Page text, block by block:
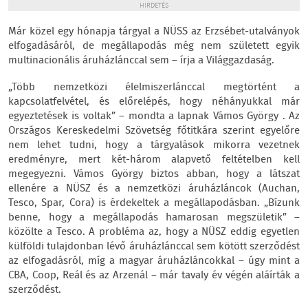
HIRDETÉS
Már közel egy hónapja tárgyal a NÜSS az Erzsébet-utalványok
elfogadásáról, de megállapodás még nem született egyik
multinacionális áruházlánccal sem – írja a Világgazdaság.
„Több nemzetközi élelmiszerlánccal megtörtént a
kapcsolatfelvétel, és előrelépés, hogy néhányukkal már
egyeztetések is voltak” – mondta a lapnak Vámos György . Az
Országos Kereskedelmi Szövetség főtitkára szerint egyelőre
nem lehet tudni, hogy a tárgyalások mikorra vezetnek
eredményre, mert két-három alapvető feltételben kell
megegyezni. Vámos György biztos abban, hogy a látszat
ellenére a NÜSZ és a nemzetközi áruházláncok (Auchan,
Tesco, Spar, Cora) is érdekeltek a megállapodásban. „Bízunk
benne, hogy a megállapodás hamarosan megszületik” –
közölte a Tesco. A probléma az, hogy a NÜSZ eddig egyetlen
külföldi tulajdonban lévő áruházlánccal sem kötött szerződést
az elfogadásról, míg a magyar áruházláncokkal – úgy mint a
CBA, Coop, Reál és az Arzenál – már tavaly év végén aláírták a
szerződést.